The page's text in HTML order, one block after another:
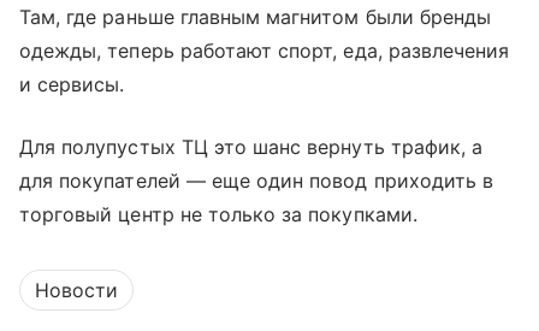
Там, где раньше главным магнитом были бренды
одежды, теперь работают спорт, еда, развлечения
и сервисы.
Для полупустых ТЦ это шанс вернуть трафик, а
для покупателей — еще один повод приходить в
торговый центр не только за покупками.
Новости